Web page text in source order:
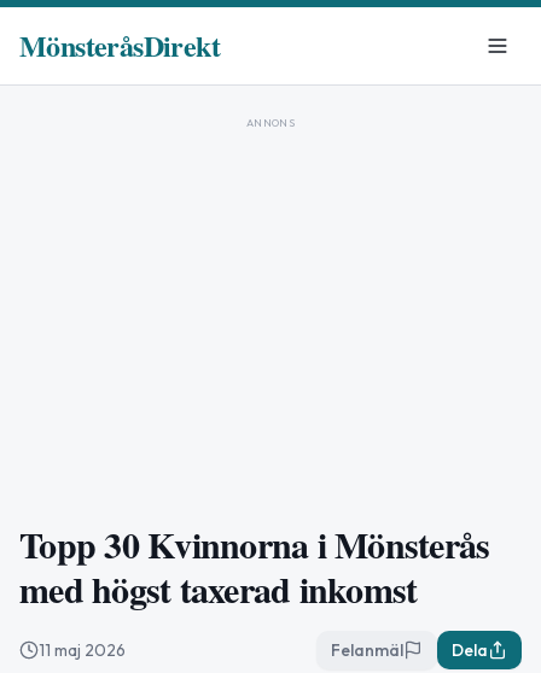
MönsteråsDirekt
ANNONS
Topp 30 Kvinnorna i Mönsterås
med högst taxerad inkomst
11 maj 2026 Felanmäl Dela